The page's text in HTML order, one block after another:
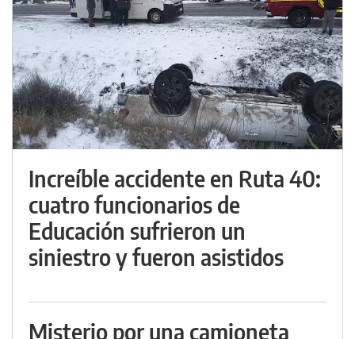
Increíble accidente en Ruta 40:
cuatro funcionarios de
Educación sufrieron un
siniestro y fueron asistidos
Misterio por una camioneta